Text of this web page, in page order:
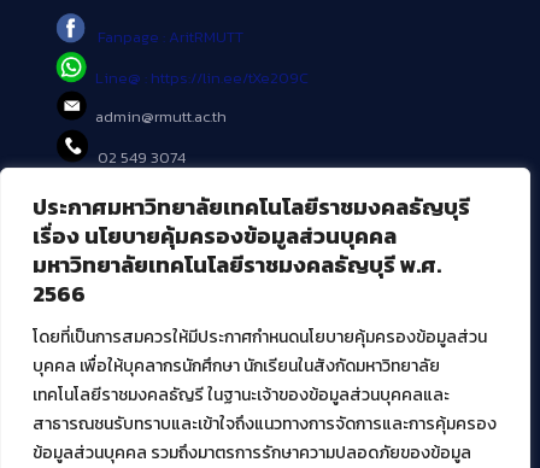
ประกาศมหาวิทยาลัยเทคโนโลยีราชมงคลธัญบุรี
เรื่อง นโยบายคุ้มครองข้อมูลส่วนบุคคล
มหาวิทยาลัยเทคโนโลยีราชมงคลธัญบุรี พ.ศ.
2566
โดยที่เป็นการสมควรให้มีประกาศกำหนดนโยบายคุ้มครองข้อมูลส่วน
บุคคล เพื่อให้บุคลากรนักศึกษา นักเรียนในสังกัดมหาวิทยาลัย
เทคโนโลยีราชมงคลธัญรี ในฐานะเจ้าของข้อมูลส่วนบุคคลและ
สาธารณชนรับทราบและเข้าใจถึงแนวทางการจัดการและการคุ้มครอง
ข้อมูลส่วนบุคคล รวมถึงมาตรการรักษาความปลอดภัยของข้อมูล
Fanpage : AritRMUTT
Line@ : https://lin.ee/tXe209C
admin@rmutt.ac.th
02 549 3074
บริการอื่นๆ ของ สวส.
ศูนย์สื่อดิจิทัล
ศูนย์นวัตกรรมและความรู้
สมัยใหม่ (MoSeC)
งานบริการวิชาการให้กับหน่วยงานภายนอก